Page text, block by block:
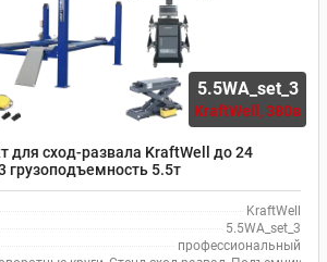
5.5WA_set_3
KraftWell,380в
для сход-развала KraftWell до 24
грузоподъемность 5.5т
KraftWell
5.5WA_set_3
профессиональный